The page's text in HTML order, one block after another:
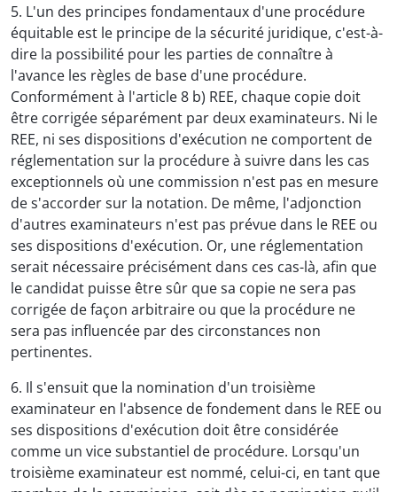
5. L'un des principes fondamentaux d'une procédure
équitable est le principe de la sécurité juridique, c'est-à-
dire la possibilité pour les parties de connaître à
l'avance les règles de base d'une procédure.
Conformément à l'article 8 b) REE, chaque copie doit
être corrigée séparément par deux examinateurs. Ni le
REE, ni ses dispositions d'exécution ne comportent de
réglementation sur la procédure à suivre dans les cas
exceptionnels où une commission n'est pas en mesure
de s'accorder sur la notation. De même, l'adjonction
d'autres examinateurs n'est pas prévue dans le REE ou
ses dispositions d'exécution. Or, une réglementation
serait nécessaire précisément dans ces cas-là, afin que
le candidat puisse être sûr que sa copie ne sera pas
corrigée de façon arbitraire ou que la procédure ne
sera pas influencée par des circonstances non
pertinentes.
6. Il s'ensuit que la nomination d'un troisième
examinateur en l'absence de fondement dans le REE ou
ses dispositions d'exécution doit être considérée
comme un vice substantiel de procédure. Lorsqu'un
troisième examinateur est nommé, celui-ci, en tant que